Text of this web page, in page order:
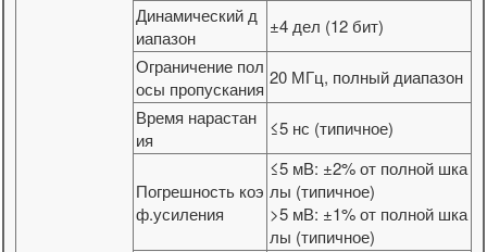
Динамический д
иапазон
±4 дел (12 бит)
Ограничение пол
осы пропускания
20 МГц, полный диапазон
Время нарастан
ия
≤5 нс (типичное)
Погрешность коэ
ф.усиления
≤5 мВ: ±2% от полной шка
лы (типичное)
>5 мВ: ±1% от полной шка
лы (типичное)